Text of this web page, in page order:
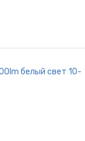
белый свет 10-